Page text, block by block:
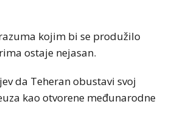
kojim bi se produžilo
ostaje nejasan.
da Teheran obustavi svoj
kao otvorene međunarodne